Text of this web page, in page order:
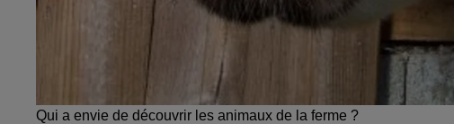
Qui a envie de découvrir les animaux de la ferme ?